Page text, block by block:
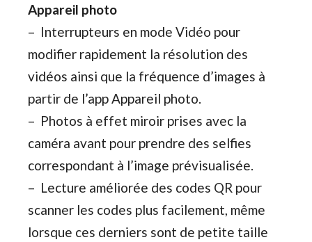
Appareil photo
– Interrupteurs en mode Vidéo pour
modifier rapidement la résolution des
vidéos ainsi que la fréquence d’images à
partir de l’app Appareil photo.
– Photos à effet miroir prises avec la
caméra avant pour prendre des selfies
correspondant à l’image prévisualisée.
– Lecture améliorée des codes QR pour
scanner les codes plus facilement, même
lorsque ces derniers sont de petite taille